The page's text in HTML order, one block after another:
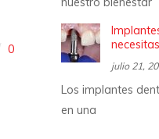
0
julio 21,
Los implantes
en una